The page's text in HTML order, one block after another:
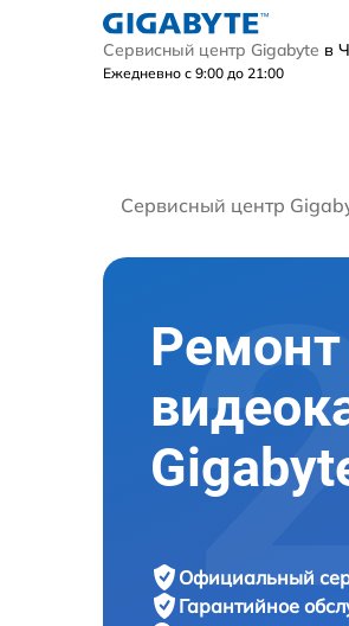
Сервисный центр Gigabyte в
Ежедневно с 9:00 до 21:00
Сервисный центр
Официальный
Гарантийное